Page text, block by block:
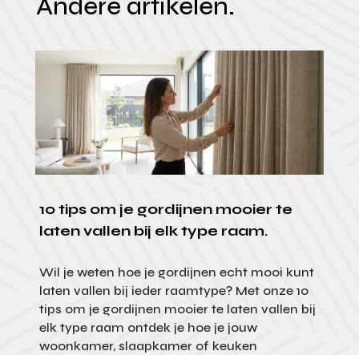
Andere artikelen.
10 tips om je gordijnen mooier te
laten vallen bij elk type raam.
Wil je weten hoe je gordijnen echt mooi kunt
laten vallen bij ieder raamtype? Met onze 10
tips om je gordijnen mooier te laten vallen bij
elk type raam ontdek je hoe je jouw
woonkamer, slaapkamer of keuken